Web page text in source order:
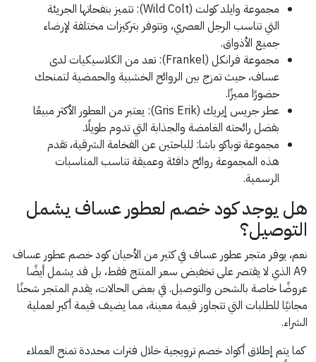
مجموعة وايلد كولت (Wild Colt): تتميز بنفحاتها الجريئة
التي تناسب الرجل العصري، وتتوفر بتركيزات مختلفة لإرضاء
جميع الأذواق.
مجموعة فرانكل (Frankel): تعد من الكلاسيكيات لدى
عساف، حيث تمزج بين الروائح الخشبية والحمضية لتمنحك
حضورًا مميزًا.
عطر جريس إيريك (Gris Erik): يعتبر من العطور الأكثر مبيعًا
بفضل رائحته الغامضة والجذابة التي تدوم طويلًا.
مجموعة توباكو باشا: للباحثين عن الفخامة الشرقية، تقدم
هذه المجموعة روائح دافئة وعميقة تناسب المناسبات
الرسمية.
هل يوجد كود خصم لعطور عساف يشمل
التوصيل؟
نعم، يوفر متجر عطور عساف في كثير من الأحيان كود خصم عطور عساف
A9 الذي لا يقتصر على تخفيض سعر المنتج فقط، بل قد يشمل أيضًا
عروضًا خاصة بالشحن والتوصيل. في بعض الحالات، يقدم المتجر شحنًا
مجانيًا للطلبات التي تتجاوز قيمة معينة، مما يضيف قيمة أكبر لعملية
الشراء.
كما يتم إطلاق أكواد خصم ترويجية خلال فترات محددة تمنح العملاء